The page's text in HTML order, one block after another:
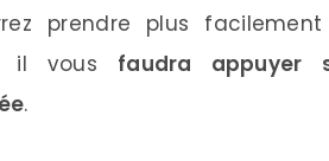
prendre plus
il vous faudra appuyer
.